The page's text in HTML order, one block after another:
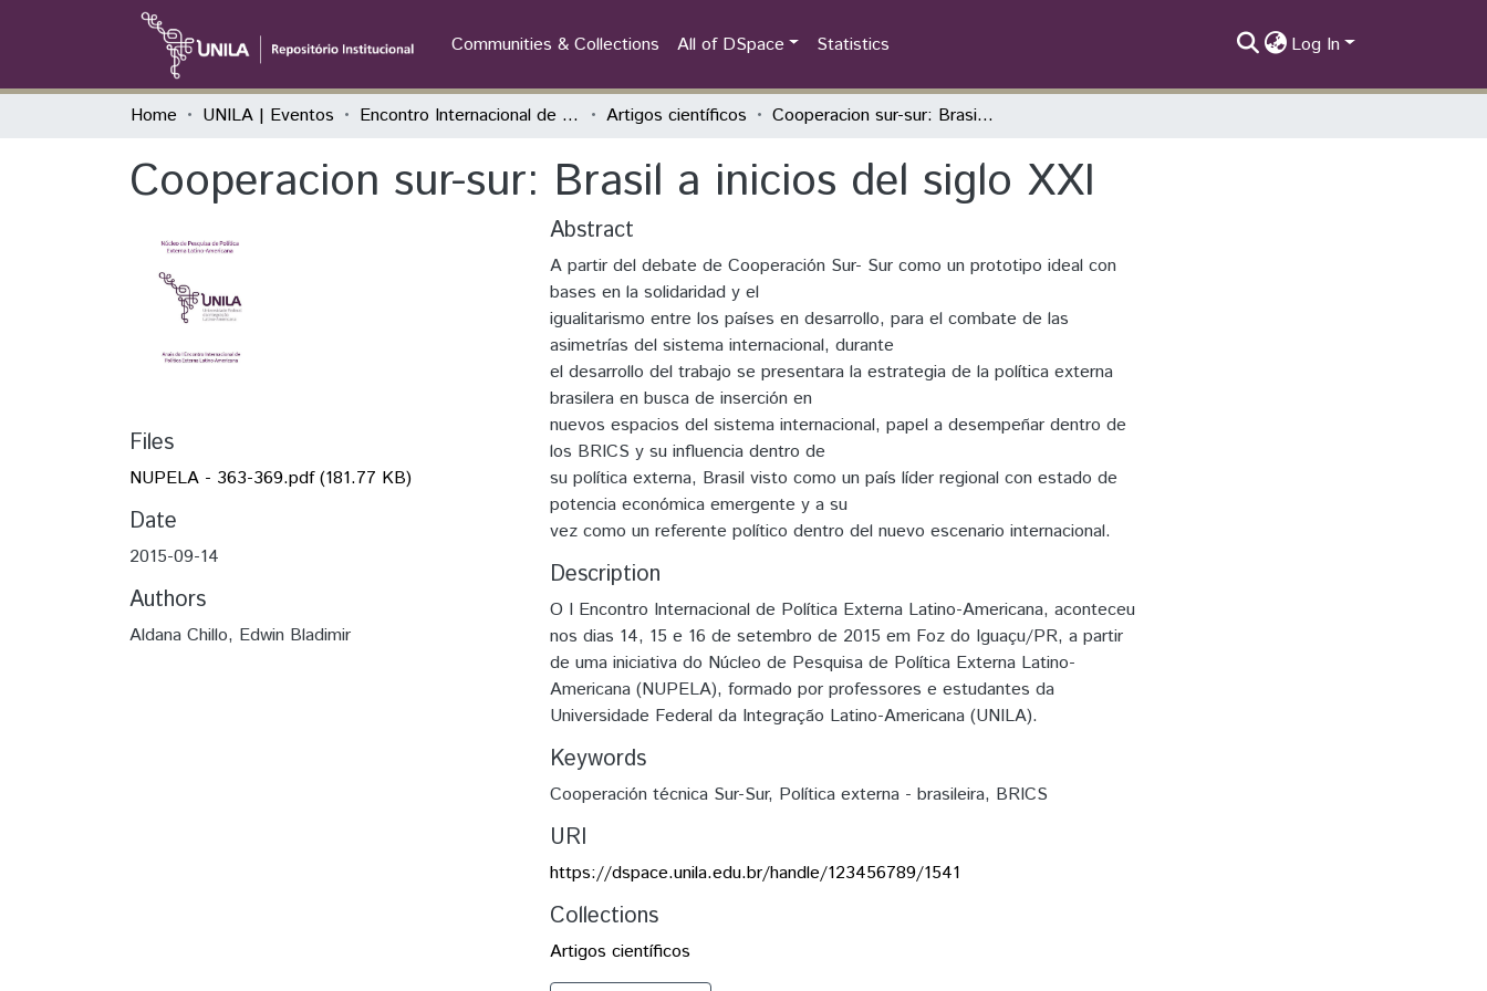
Communities & Collections All of DSpace Statistics Log In
Home UNILA | Eventos Encontro Internacional de Política Externa Latino-Americana Artigos científicos Cooperacion sur-sur: Brasil a inicios del siglo XXI
Cooperacion sur-sur: Brasil a inicios del siglo XXI
Files
NUPELA - 363-369.pdf(181.77 KB)
Date
2015-09-14
Authors
Aldana Chillo, Edwin Bladimir
Abstract
A partir del debate de Cooperación Sur- Sur como un prototipo ideal con
bases en la solidaridad y el
igualitarismo entre los países en desarrollo, para el combate de las
asimetrías del sistema internacional, durante
el desarrollo del trabajo se presentara la estrategia de la política externa
brasilera en busca de inserción en
nuevos espacios del sistema internacional, papel a desempeñar dentro de
los BRICS y su influencia dentro de
su política externa, Brasil visto como un país líder regional con estado de
potencia económica emergente y a su
vez como un referente político dentro del nuevo escenario internacional.
Description
O I Encontro Internacional de Política Externa Latino-Americana, aconteceu
nos dias 14, 15 e 16 de setembro de 2015 em Foz do Iguaçu/PR, a partir
de uma iniciativa do Núcleo de Pesquisa de Política Externa Latino-
Americana (NUPELA), formado por professores e estudantes da
Universidade Federal da Integração Latino-Americana (UNILA).
Keywords
Cooperación técnica Sur-Sur, Política externa - brasileira, BRICS
URI
https://dspace.unila.edu.br/handle/123456789/1541
Collections
Artigos científicos